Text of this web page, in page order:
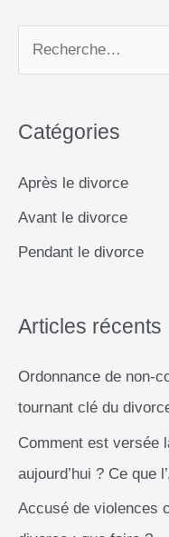
e
h
r
c
h
:
Catégories
Après le divorce
Avant le divorce
Pendant le divorce
Articles récents
Ordonnance de non-
tournant clé du
Comment est versée
aujourd’hui ? Ce que
Accusé de violences